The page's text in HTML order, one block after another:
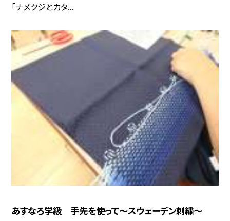
「ナメクジとカタ...
あすなろ学級 手先を使って〜スウェーデン刺繍〜